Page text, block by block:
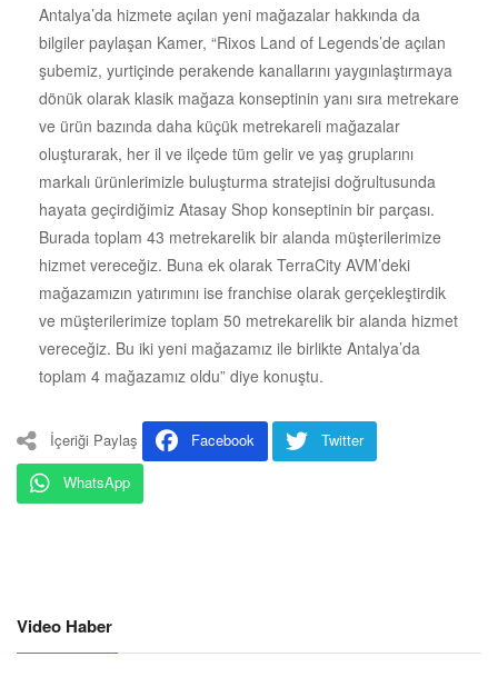
Antalya’da hizmete açılan yeni mağazalar hakkında da
bilgiler paylaşan Kamer, “Rixos Land of Legends’de açılan
şubemiz, yurtiçinde perakende kanallarını yaygınlaştırmaya
dönük olarak klasik mağaza konseptinin yanı sıra metrekare
ve ürün bazında daha küçük metrekareli mağazalar
oluşturarak, her il ve ilçede tüm gelir ve yaş gruplarını
markalı ürünlerimizle buluşturma stratejisi doğrultusunda
hayata geçirdiğimiz Atasay Shop konseptinin bir parçası.
Burada toplam 43 metrekarelik bir alanda müşterilerimize
hizmet vereceğiz. Buna ek olarak TerraCity AVM’deki
mağazamızın yatırımını ise franchise olarak gerçekleştirdik
ve müşterilerimize toplam 50 metrekarelik bir alanda hizmet
vereceğiz. Bu iki yeni mağazamız ile birlikte Antalya’da
toplam 4 mağazamız oldu” diye konuştu.
İçeriği Paylaş Facebook
Twitter
WhatsApp
Video Haber